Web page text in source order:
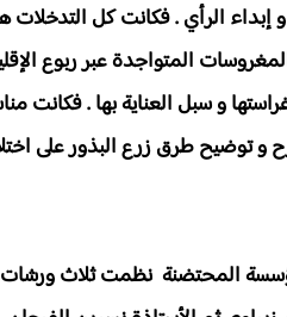
إبداء الرأي . فكانت كل
المتواجدة عبر ربوع
و سبل العناية بها . فكانت
و توضيح طرق زرع البذور على
الموافق لـ 1 مارس 2018 و في ذات المؤسسة المحتضنة